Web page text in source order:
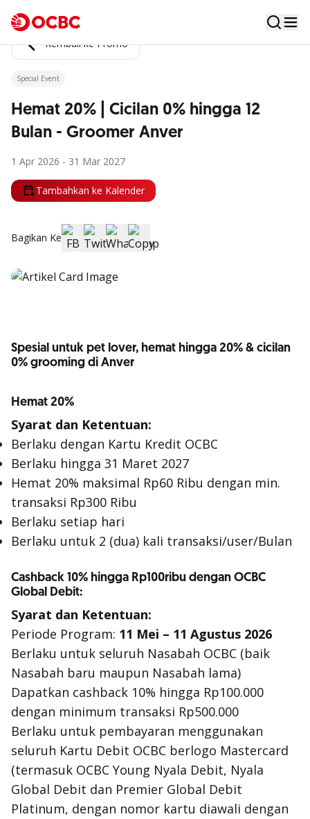
Kembali ke Promo
Special Event
Hemat 20% | Cicilan 0% hingga 12
Bulan - Groomer Anver
1 Apr 2026 - 31 Mar 2027
Tambahkan ke Kalender
Bagikan Ke
Spesial untuk pet lover, hemat hingga 20% & cicilan
0% grooming di Anver
Hemat 20%
Syarat dan Ketentuan:
Berlaku dengan Kartu Kredit OCBC
Berlaku hingga 31 Maret 2027
Hemat 20% maksimal Rp60 Ribu dengan min.
transaksi Rp300 Ribu
Berlaku setiap hari
Berlaku untuk 2 (dua) kali transaksi/user/Bulan
Cashback 10% hingga Rp100ribu dengan OCBC
Global Debit:
Syarat dan Ketentuan:
Periode Program: 11 Mei – 11 Agustus 2026
Berlaku untuk seluruh Nasabah OCBC (baik
Nasabah baru maupun Nasabah lama)
Dapatkan cashback 10% hingga Rp100.000
dengan minimum transaksi Rp500.000
Berlaku untuk pembayaran menggunakan
seluruh Kartu Debit OCBC berlogo Mastercard
(termasuk OCBC Young Nyala Debit, Nyala
Global Debit dan Premier Global Debit
Platinum, dengan nomor kartu diawali dengan